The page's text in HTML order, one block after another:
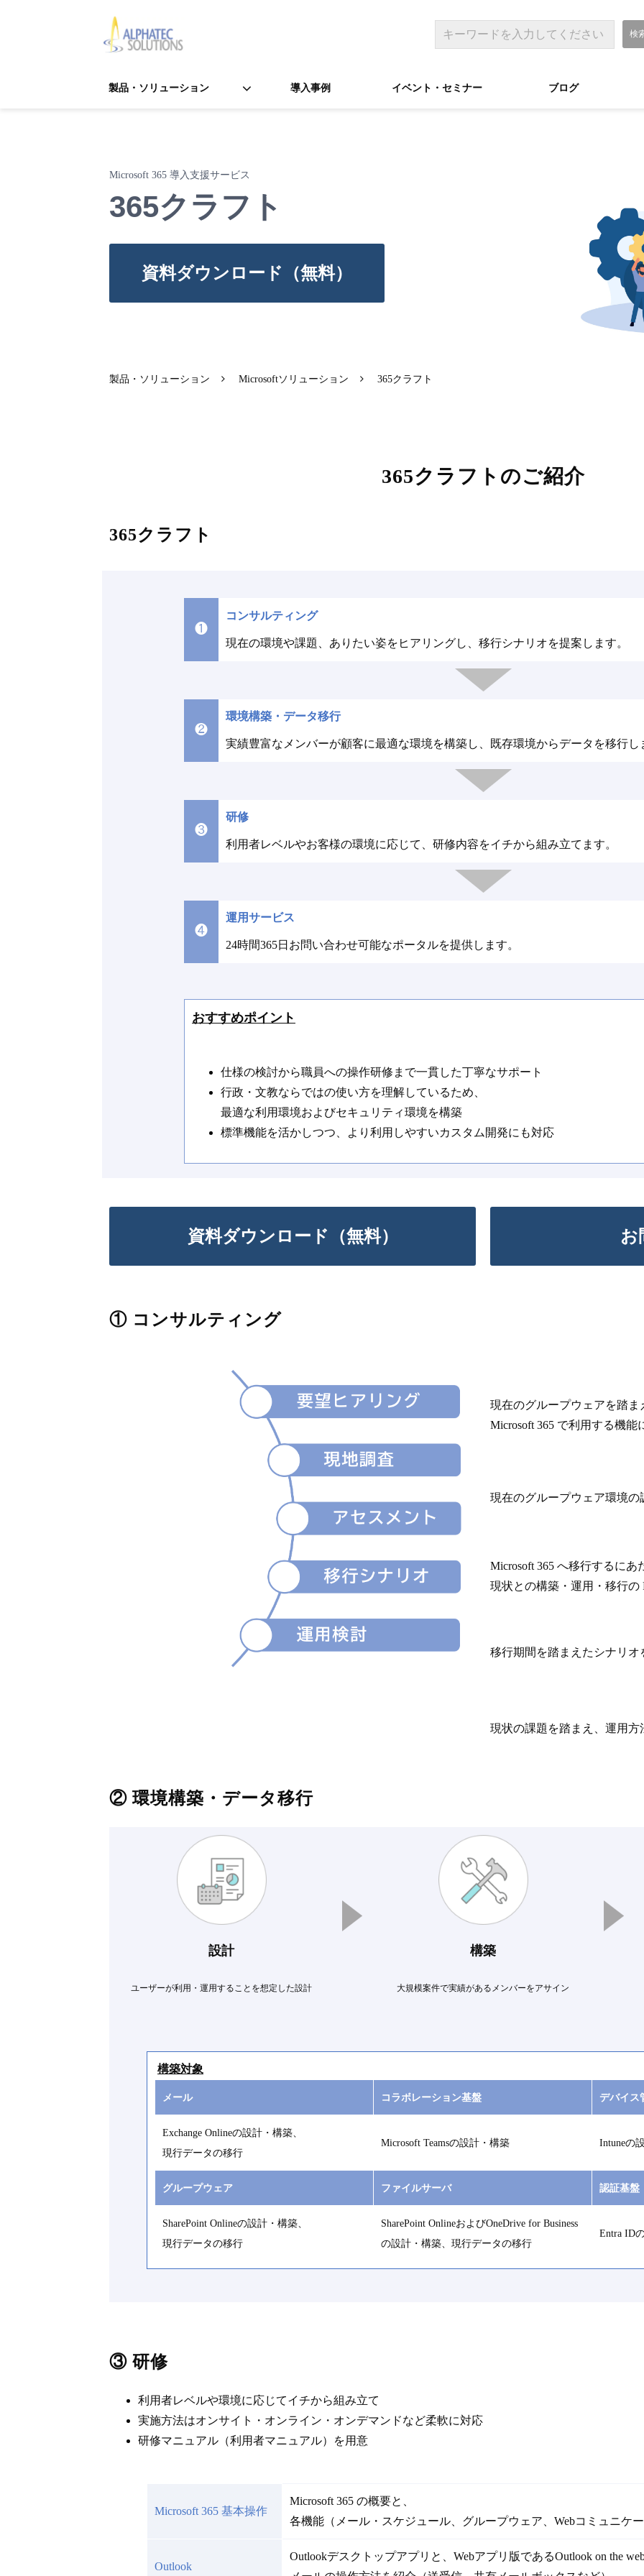
製品・ソリューション 導入事例 イベント・セミナー ブログ
Microsoft 365 導入支援サービス
365クラフト
資料ダウンロード（無料）
製品・ソリューション Microsoftソリューション 365クラフト
365クラフトのご紹介
365クラフト
❶
コンサルティング
現在の環境や課題、ありたい姿をヒアリングし、移行シナリオを提案します。
❷
環境構築・データ移行
実績豊富なメンバーが顧客に最適な環境を構築し、既存環境からデータを移行し
❸
研修
利用者レベルやお客様の環境に応じて、研修内容をイチから組み立てます。
❹
運用サービス
24時間365日お問い合わせ可能なポータルを提供します。
おすすめポイント
仕様の検討から職員への操作研修まで一貫した丁寧なサポート
行政・文教ならではの使い方を理解しているため、
最適な利用環境およびセキュリティ環境を構築
標準機能を活かしつつ、より利用しやすいカスタム開発にも対応
資料ダウンロード（無料） お
① コンサルティング
現在のグループウェアを踏ま
Microsoft 365 で利用する機
現在のグループウェア環境の
Microsoft 365 へ移行するにあ
現状との構築・運用・移行の
移行期間を踏まえたシナリ
現状の課題を踏まえ、運用方
② 環境構築・データ移行
設計 構築
ユーザーが利用・運用することを想定した設計 大規模案件で実績があるメンバーをアサイン
構築対象
メール コラボレーション基盤 デバイス
Exchange Onlineの設計・構築、
現行データの移行
Microsoft Teamsの設計・構築 Intuneの
グループウェア ファイルサーバ 認証基盤
SharePoint Onlineの設計・構築、
現行データの移行
SharePoint OnlineおよびOneDrive for Business
の設計・構築、現行データの移行
Entra ID
③ 研修
利用者レベルや環境に応じてイチから組み立て
実施方法はオンサイト・オンライン・オンデマンドなど柔軟に対応
研修マニュアル（利用者マニュアル）を用意
Microsoft 365 基本操作
Microsoft 365 の概要と、
各機能（メール・スケジュール、グループウェア、Webコミュニケ
Outlook
Outlookデスクトップアプリと、Webアプリ版であるOutlook on the